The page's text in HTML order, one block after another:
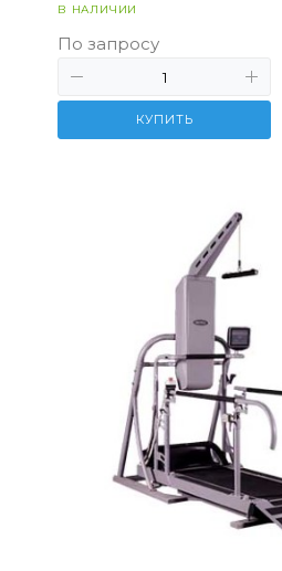
В НАЛИЧИИ
По запросу
КУПИТЬ